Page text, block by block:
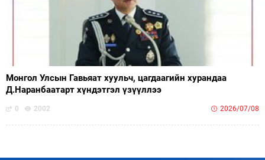
Монгол Улсын Гавьяат хуульч, цагдаагийн хурандаа
Д.Наранбаатарт хүндэтгэл үзүүллээ
0 2002 2026/07/08